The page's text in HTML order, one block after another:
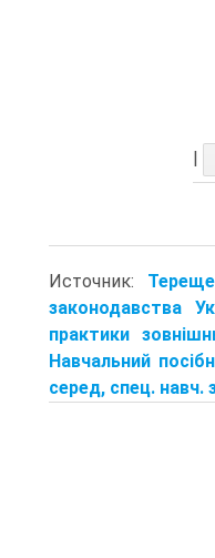
Источник:
законодавства
практики
Навчальний
серед, спец. навч.